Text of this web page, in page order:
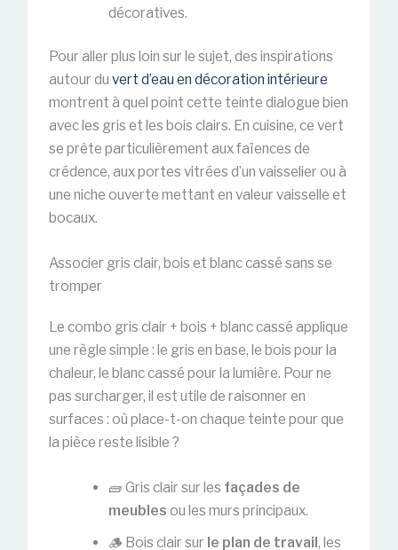
décoratives.
Pour aller plus loin sur le sujet, des inspirations
autour du vert d’eau en décoration intérieure
montrent à quel point cette teinte dialogue bien
avec les gris et les bois clairs. En cuisine, ce vert
se prête particulièrement aux faïences de
crédence, aux portes vitrées d’un vaisselier ou à
une niche ouverte mettant en valeur vaisselle et
bocaux.
Associer gris clair, bois et blanc cassé sans se
tromper
Le combo gris clair + bois + blanc cassé applique
une règle simple : le gris en base, le bois pour la
chaleur, le blanc cassé pour la lumière. Pour ne
pas surcharger, il est utile de raisonner en
surfaces : où place-t-on chaque teinte pour que
la pièce reste lisible ?
🧱 Gris clair sur les façades de
meubles ou les murs principaux.
🪵 Bois clair sur le plan de travail, les